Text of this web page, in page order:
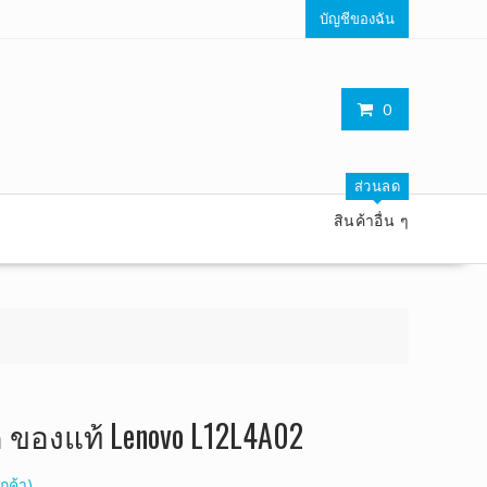
บัญชีของฉัน
0
ส่วนลด
สินค้าอื่น ๆ
งแท้ Lenovo L12L4A02